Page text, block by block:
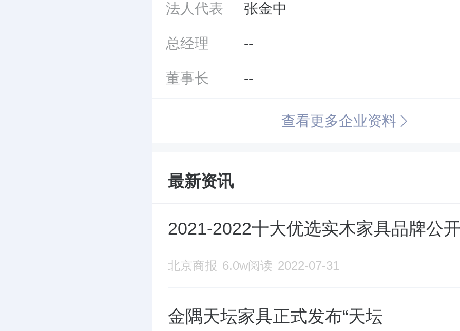
时拥有河北大厂、唐山曹妃甸、北
等几大生产制造基地，上海、天津
西安等多家分公司，为广大客户提
生产及销售服务保障。 天坛家具
坛木业”品牌、百年京作非遗老字号
木门行业领导者“金隅北木”品牌。
法人代表 张金中
总经理 --
董事长 --
查看更多企业资料
最新资讯
2021-2022十大优选实木家具品牌公
北京商报 6.0w阅读 2022-07-31
金隅天坛家具正式发布“天坛